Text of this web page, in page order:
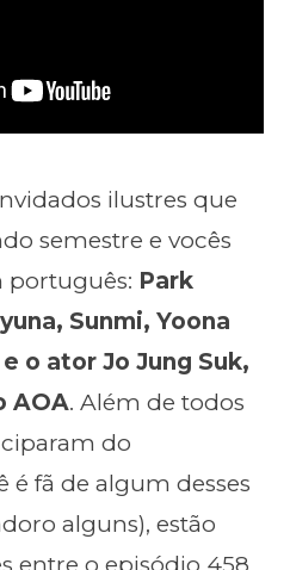
ilustres que
semestre e vocês
português: Park
Sunmi, Yoona
o ator Jo Jung Suk,
AOA. Além de todos
do
é fã de algum desses
alguns), estão